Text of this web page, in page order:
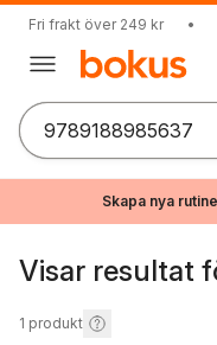
Fri frakt över 249 kr •
Skapa nya
Visar resultat
1 produkt